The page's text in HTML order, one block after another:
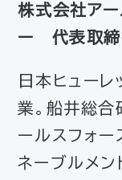
株式会社アー
ー 代表取
日本ヒューレ
業。船井総合
ールスフォー
ネーブルメ